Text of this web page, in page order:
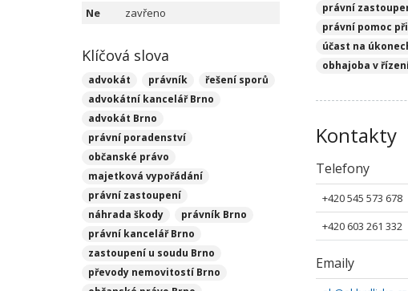
právní
právní pomoc
účast na
obhajoba v
Kontakty
Telefony
+420 545 573 678
+420 603 261 332
Emaily
Ne zavřeno
Klíčová slova
advokát právník
řešení sporů
advokátní kancelář Brno
advokát Brno
právní poradenství
občanské právo
majetková vypořádání
právní zastoupení
náhrada škody
právník Brno
právní kancelář Brno
zastoupení u soudu Brno
převody nemovitostí Brno